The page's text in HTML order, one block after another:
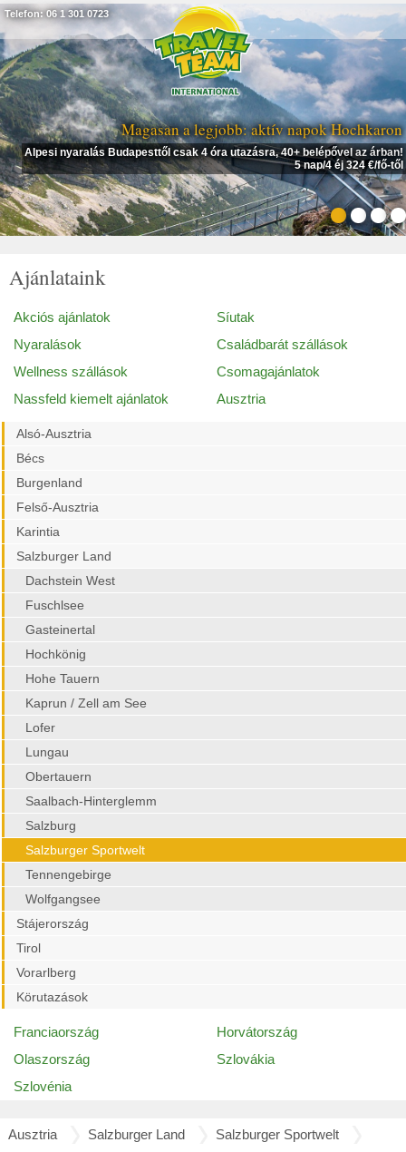
Magasan a legjobb: aktív napok Hochkaron
Alpesi nyaralás Budapesttől csak 4 óra utazásra, 40+ belépővel az árban!
5 nap/4 éj 324 €/fő-től
Telefon: 06 1 301 0723
Ajánlataink
Akciós ajánlatok
Síutak
Nyaralások
Családbarát szállások
Wellness szállások
Csomagajánlatok
Nassfeld kiemelt ajánlatok
Ausztria
Alsó-Ausztria
Bécs
Burgenland
Felső-Ausztria
Karintia
Salzburger Land
Dachstein West
Fuschlsee
Gasteinertal
Hochkönig
Hohe Tauern
Kaprun / Zell am See
Lofer
Lungau
Obertauern
Saalbach-Hinterglemm
Salzburg
Salzburger Sportwelt
Tennengebirge
Wolfgangsee
Stájerország
Tirol
Vorarlberg
Körutazások
Franciaország
Horvátország
Olaszország
Szlovákia
Szlovénia
Ausztria Salzburger Land Salzburger Sportwelt